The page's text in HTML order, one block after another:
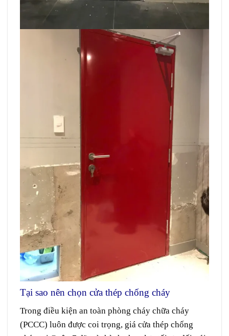
Tại sao nên chọn cửa thép chống cháy
Trong điều kiện an toàn phòng cháy chữa cháy
(PCCC) luôn được coi trọng, giá cửa thép chống